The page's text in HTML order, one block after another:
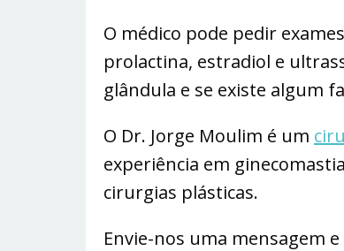
O médico pode pedir
prolactina, estradiol e
glândula e se existe algum
O Dr. Jorge Moulim é um
experiência em
cirurgias plásticas.
Envie-nos uma mensagem